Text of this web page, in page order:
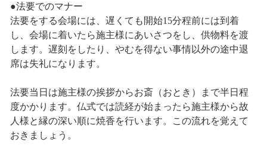
●法要でのマナー
法要をする会場には、遅くても開始15分程前には到着
し、会場に着いたら施主様にあいさつをし、供物料を渡
します。遅刻をしたり、やむを得ない事情以外の途中退
席は失礼になります。
法要当日は施主様の挨拶からお斎（おとき）まで半日程
度かかります。仏式では読経が始まったら施主様から故
人様と縁の深い順に焼香を行います。この流れを覚えて
おきましょう。